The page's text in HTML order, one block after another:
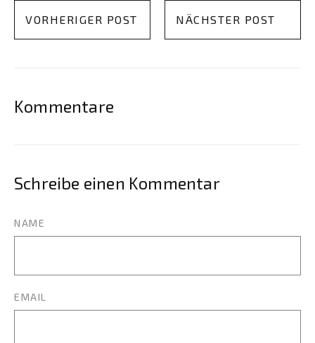
VORHERIGER POST NÄCHSTER POST
Kommentare
Schreibe einen Kommentar
NAME
EMAIL